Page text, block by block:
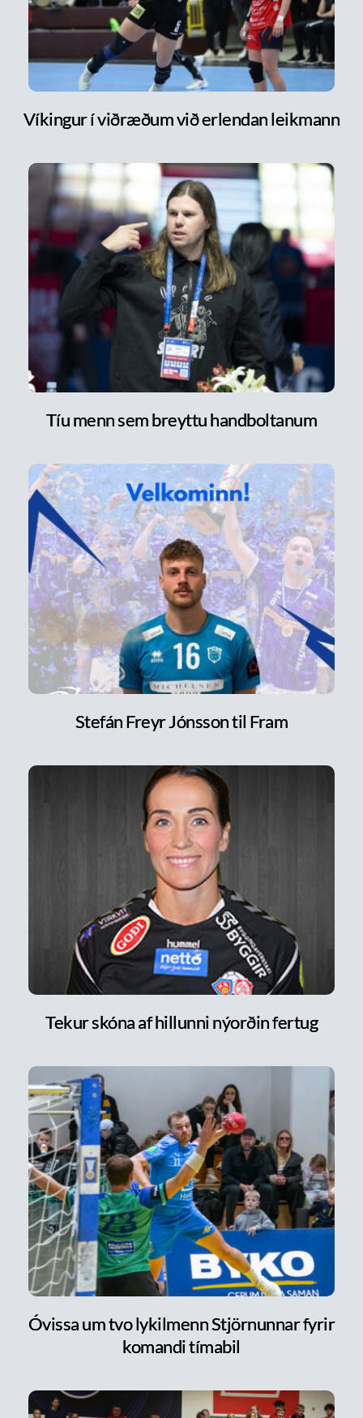
Víkingur í viðræðum við erlendan leikmann
Tíu menn sem breyttu handboltanum
Stefán Freyr Jónsson til Fram
Tekur skóna af hillunni nýorðin fertug
Óvissa um tvo lykilmenn Stjörnunnar fyrir
komandi tímabil